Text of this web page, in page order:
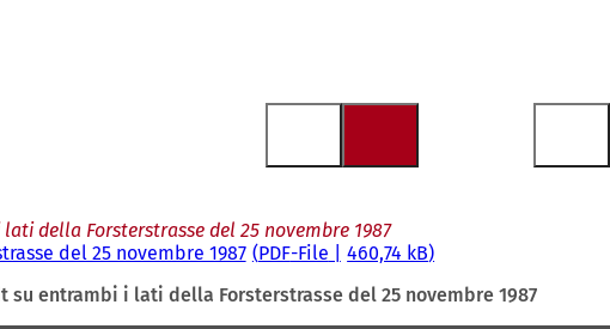
della Forsterstrasse del 25 novembre 1987
del 25 novembre 1987 PDF-File 460,74 kB
entrambi i lati della Forsterstrasse del 25 novembre 1987